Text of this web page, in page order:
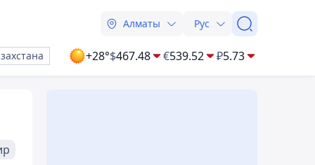
Алматы Рус
+28°$467.48 €539.52 ₽5.73